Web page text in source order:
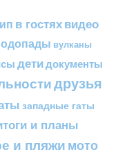
в гостяхвидео
вулканы
детидокументы
друзья
западные гаты
и планы
и пляжимото